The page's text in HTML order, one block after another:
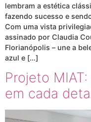
lembram a estética
fazendo sucesso e
Com uma vista
assinado por Claudia
Florianópolis – une a
azul e […]
Projeto
em cada